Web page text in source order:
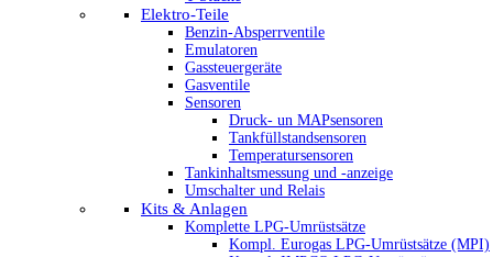
Elektro-Teile
Benzin-Absperrventile
Emulatoren
Gassteuergeräte
Gasventile
Sensoren
Druck- un MAPsensoren
Tankfüllstandsensoren
Temperatursensoren
Tankinhaltsmessung und -anzeige
Umschalter und Relais
Kits & Anlagen
Komplette LPG-Umrüstsätze
Kompl. Eurogas LPG-Umrüstsätze (MPI)